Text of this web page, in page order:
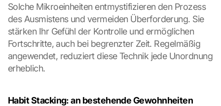
Solche Mikroeinheiten entmystifizieren den Prozess
des Ausmistens und vermeiden Überforderung. Sie
stärken Ihr Gefühl der Kontrolle und ermöglichen
Fortschritte, auch bei begrenzter Zeit. Regelmäßig
angewendet, reduziert diese Technik jede Unordnung
erheblich.
Habit Stacking: an bestehende Gewohnheiten